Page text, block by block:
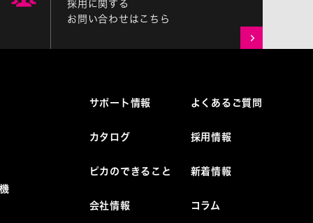
採用に関する
お問い合わせはこちら
サポート情報
カタログ
ピカのできること
会社情報
よくあるご質問
採用情報
新着情報
コラム